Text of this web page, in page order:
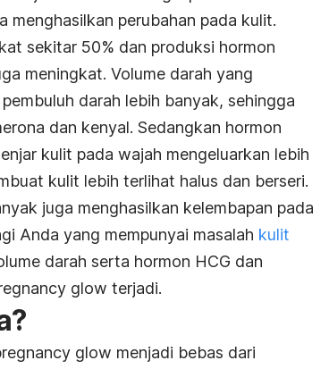
perubahan pada kulit.
sekitar 50% dan produksi hormon
meningkat. Volume darah yang
darah lebih banyak, sehingga
dan kenyal. Sedangkan hormon
kulit pada wajah mengeluarkan lebih
kulit lebih terlihat halus dan berseri.
juga menghasilkan kelembapan pada
Anda yang mempunyai masalah kulit
darah serta hormon HCG dan
glow terjadi.
glow menjadi bebas dari